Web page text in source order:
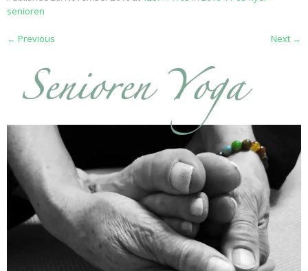
senioren
← Previous Next →